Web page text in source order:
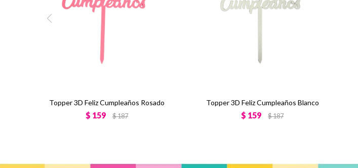
Topper 3D Feliz Cumpleaños Rosado
$ 159 $187
Topper 3D Feliz Cumpleaños Blanco
$ 159 $187